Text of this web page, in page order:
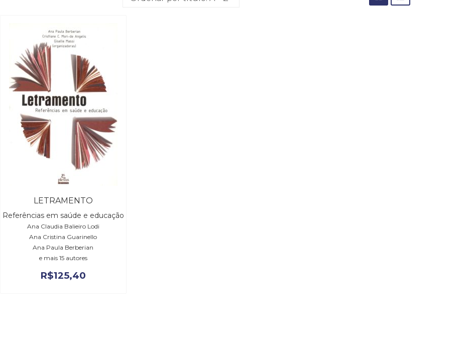
LETRAMENTO
Referências em saúde e educação
Ana Claudia Balieiro Lodi
Ana Cristina Guarinello
Ana Paula Berberian
e mais 15 autores
R$125,40